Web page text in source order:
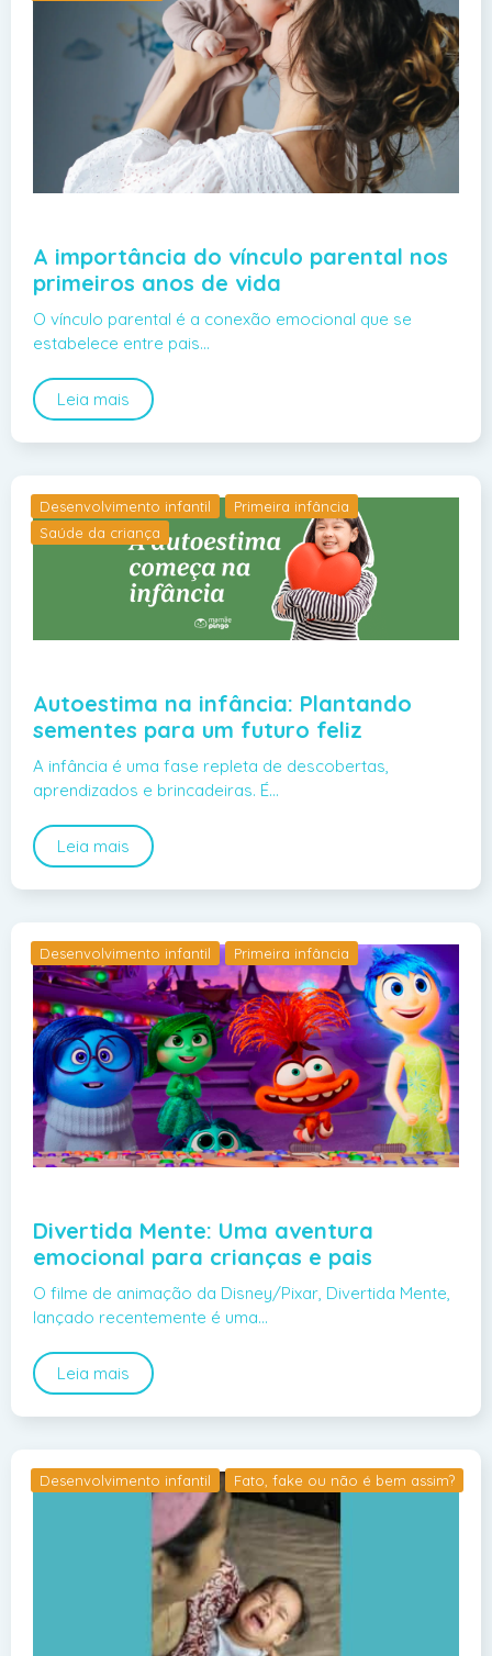
A importância do vínculo parental nos
primeiros anos de vida
O vínculo parental é a conexão emocional que se
estabelece entre pais…
Leia mais
Desenvolvimento infantil
Primeira infância
Saúde da criança
Autoestima na infância: Plantando
sementes para um futuro feliz
A infância é uma fase repleta de descobertas,
aprendizados e brincadeiras. É…
Leia mais
Desenvolvimento infantil Primeira infância
Divertida Mente: Uma aventura
emocional para crianças e pais
O filme de animação da Disney/Pixar, Divertida Mente,
lançado recentemente é uma…
Leia mais
Desenvolvimento infantil Fato, fake ou não é bem assim?